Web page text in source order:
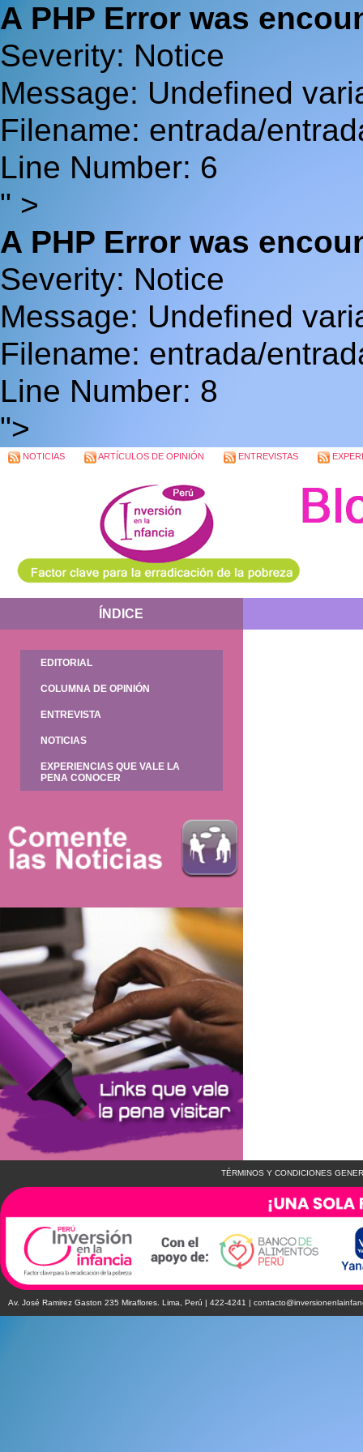
A PHP Error was
Severity: Notice
Message: Undefined
Filename: entrada/
Line Number: 6
" >
A PHP Error was
Severity: Notice
Message: Undefined
Filename: entrada/
Line Number: 8
">
NOTICIAS ARTÍCULOS DE OPINIÓN ENTREVISTAS
ÍNDICE
EDITORIAL
COLUMNA DE OPINIÓN
ENTREVISTA
NOTICIAS
EXPERIENCIAS QUE VALE LA
PENA CONOCER
TÉRMINOS Y CONDICIONES
Av. José Ramirez Gaston 235 Miraflores. Lima, Perú | 422-4241 |